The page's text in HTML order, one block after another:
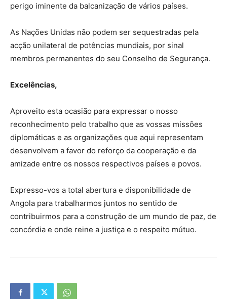
perigo iminente da balcanização de vários países.
As Nações Unidas não podem ser sequestradas pela
acção unilateral de potências mundiais, por sinal
membros permanentes do seu Conselho de Segurança.
Excelências,
Aproveito esta ocasião para expressar o nosso
reconhecimento pelo trabalho que as vossas missões
diplomáticas e as organizações que aqui representam
desenvolvem a favor do reforço da cooperação e da
amizade entre os nossos respectivos países e povos.
Expresso-vos a total abertura e disponibilidade de
Angola para trabalharmos juntos no sentido de
contribuirmos para a construção de um mundo de paz, de
concórdia e onde reine a justiça e o respeito mútuo.